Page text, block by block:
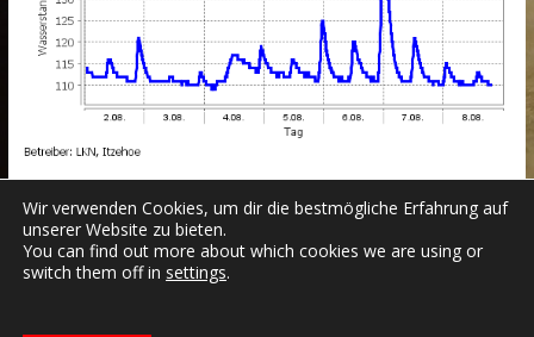
Datenschutzerklärung
Wir verwenden Cookies, um dir die bestmögliche Erfahrung auf
unserer Website zu bieten.
You can find out more about which cookies we are using or
switch them off in settings.